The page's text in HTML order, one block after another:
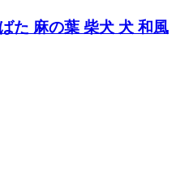
た 麻の葉 柴犬 犬 和風